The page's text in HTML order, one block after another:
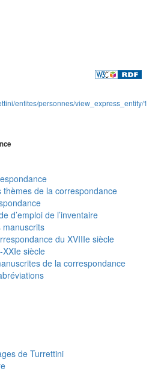
entites/personnes/view_express_entity/1
thèmes de la correspondance
d’emploi de l’inventaire
manuscrits
du XVIIIe siècle
siècle
de la correspondance
de Turrettini